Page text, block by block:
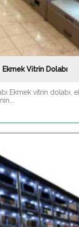
Ekmek Vitrin Dolabı
Ekmek vitrin dolabı,